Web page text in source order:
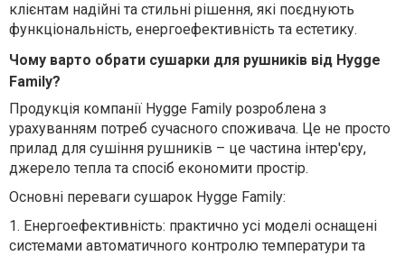
клієнтам надійні та стильні рішення, які поєднують
функціональність, енергоефективність та естетику.
Чому варто обрати сушарки для рушників від Hygge
Family?
Продукція компанії Hygge Family розроблена з
урахуванням потреб сучасного споживача. Це не просто
прилад для сушіння рушників – це частина інтер'єру,
джерело тепла та спосіб економити простір.
Основні переваги сушарок Hygge Family:
1. Енергоефективність: практично усі моделі оснащені
системами автоматичного контролю температури та